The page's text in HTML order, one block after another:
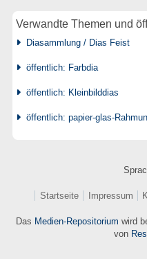
Verwandte Themen und
Diasammlung / Dias Feist
öffentlich: Farbdia
öffentlich: Kleinbilddias
öffentlich: papier-glas-
Startseite Impressum
Das Medien-Repositorium wird
von